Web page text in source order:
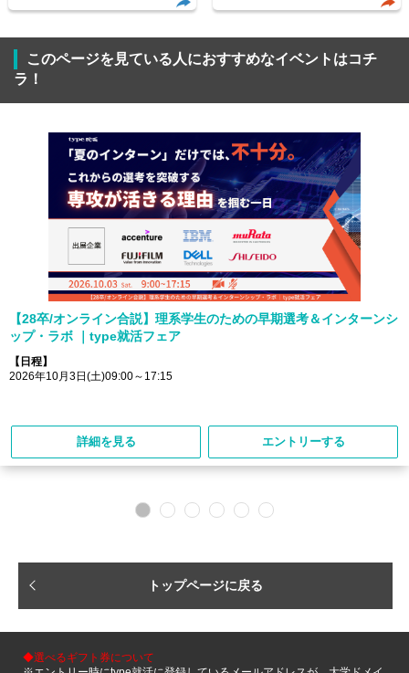
このページを見ている人におすすめなイベントはコチ
ラ！
【28卒/オンライン合説】理系学生のための早期選考＆インターンシ
ップ・ラボ ｜type就活フェア
【日程】
2026年10月3日(土)09:00～17:15
詳細を見る エントリーする
トップページに戻る
◆選べるギフト券について